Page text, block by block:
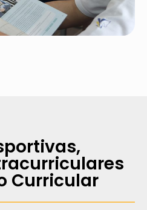
Curricular